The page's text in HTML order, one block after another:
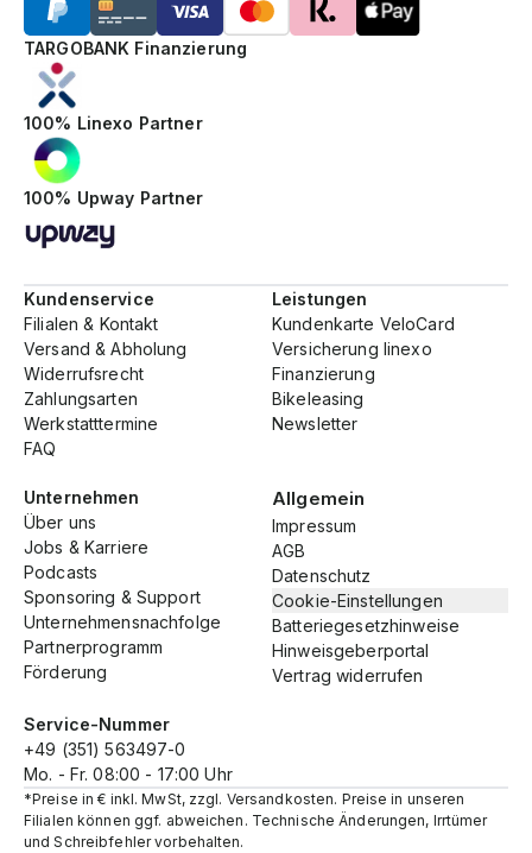
100% Upway Partner
100% Linexo Partner
TARGOBANK Finanzierung
Service-Nummer
+49 (351) 563497-0
Mo. - Fr. 08:00 - 17:00 Uhr
Kundenservice
Filialen & Kontakt
Versand & Abholung
Widerrufsrecht
Zahlungsarten
Werkstatttermine
FAQ
Leistungen
Kundenkarte VeloCard
Versicherung linexo
Finanzierung
Bikeleasing
Newsletter
Unternehmen
Über uns
Jobs & Karriere
Podcasts
Sponsoring & Support
Unternehmensnachfolge
Partnerprogramm
Förderung
Allgemein
Impressum
AGB
Datenschutz
Cookie-Einstellungen
Batteriegesetzhinweise
Hinweisgeberportal
Vertrag widerrufen
*Preise in € inkl. MwSt, zzgl. Versandkosten. Preise in unseren
Filialen können ggf. abweichen. Technische Änderungen, Irrtümer
und Schreibfehler vorbehalten.